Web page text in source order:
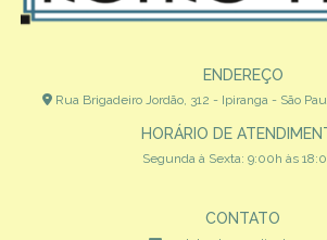
ENDEREÇO
Rua Brigadeiro Jordão, 312 - Ipiranga - São
HORÁRIO DE
Segunda à Sexta: 9:00h às
CONTATO